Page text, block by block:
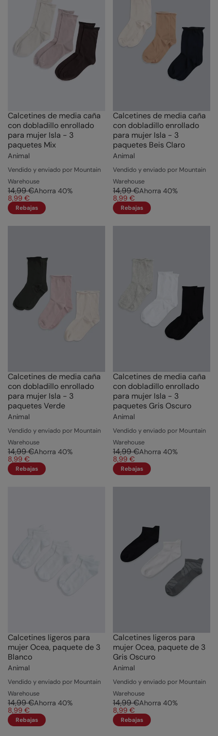
Calcetines de media caña
con dobladillo enrollado
para mujer Isla - 3
paquetes Mix
Animal
Vendido y enviado por Mountain
Warehouse
14,99 €Ahorra 40%
8,99 €
Rebajas
Calcetines de media caña
con dobladillo enrollado
para mujer Isla - 3
paquetes Beis Claro
Animal
Vendido y enviado por Mountain
Warehouse
14,99 €Ahorra 40%
8,99 €
Rebajas
Calcetines de media caña
con dobladillo enrollado
para mujer Isla - 3
paquetes Verde
Animal
Vendido y enviado por Mountain
Warehouse
14,99 €Ahorra 40%
8,99 €
Rebajas
Calcetines de media caña
con dobladillo enrollado
para mujer Isla - 3
paquetes Gris Oscuro
Animal
Vendido y enviado por Mountain
Warehouse
14,99 €Ahorra 40%
8,99 €
Rebajas
Calcetines ligeros para
mujer Ocea, paquete de 3
Blanco
Animal
Vendido y enviado por Mountain
Warehouse
14,99 €Ahorra 40%
8,99 €
Rebajas
Calcetines ligeros para
mujer Ocea, paquete de 3
Gris Oscuro
Animal
Vendido y enviado por Mountain
Warehouse
14,99 €Ahorra 40%
8,99 €
Rebajas